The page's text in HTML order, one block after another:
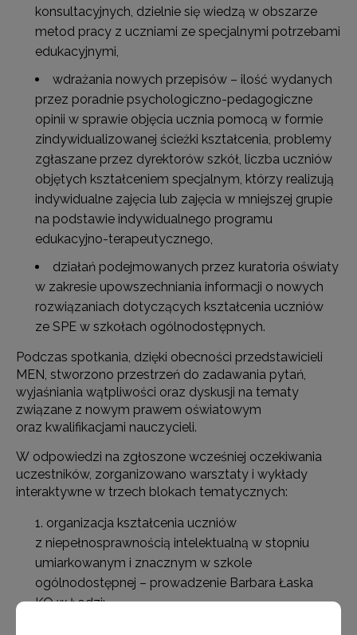
konsultacyjnych, dzielnie się wiedzą w obszarze
metod pracy z uczniami ze specjalnymi potrzebami
edukacyjnymi,
wdrażania nowych przepisów – ilość wydanych
przez poradnie psychologiczno-pedagogiczne
opinii w sprawie objęcia ucznia pomocą w formie
zindywidualizowanej ścieżki kształcenia, problemy
zgłaszane przez dyrektorów szkół, liczba uczniów
objętych kształceniem specjalnym, którzy realizują
indywidualne zajęcia lub zajęcia w mniejszej grupie
na podstawie indywidualnego programu
edukacyjno-terapeutycznego,
działań podejmowanych przez kuratoria oświaty
w zakresie upowszechniania informacji o nowych
rozwiązaniach dotyczących kształcenia uczniów
ze SPE w szkołach ogólnodostępnych.
Podczas spotkania, dzięki obecności przedstawicieli
MEN, stworzono przestrzeń do zadawania pytań,
wyjaśniania wątpliwości oraz dyskusji na tematy
związane z nowym prawem oświatowym
oraz kwalifikacjami nauczycieli.
W odpowiedzi na zgłoszone wcześniej oczekiwania
uczestników, zorganizowano warsztaty i wykłady
interaktywne w trzech blokach tematycznych:
organizacja kształcenia uczniów
z niepełnosprawnością intelektualną w stopniu
umiarkowanym i znacznym w szkole
ogólnodostępnej – prowadzenie Barbara Łaska
KO w Łodzi;